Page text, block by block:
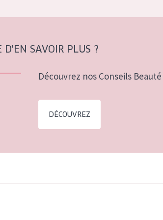
D'EN SAVOIR PLUS ?
Découvrez nos Conseils
DÉCOUVREZ